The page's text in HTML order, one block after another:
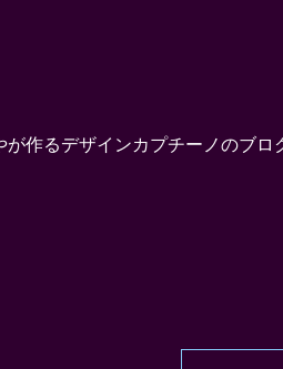
作るデザインカプチーノのブロ